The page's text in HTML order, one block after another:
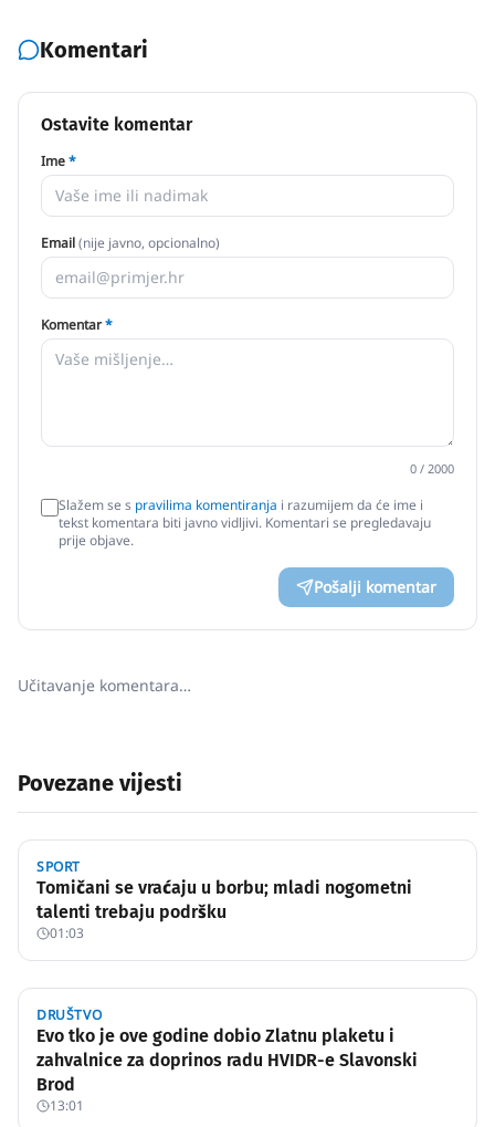
Komentari
Ostavite komentar
Ime*
Email(nije javno, opcionalno)
Komentar*
0 / 2000
Slažem se s pravilima komentiranja i razumijem da će ime i
tekst komentara biti javno vidljivi. Komentari se pregledavaju
prije objave.
Pošalji komentar
Učitavanje komentara…
Povezane vijesti
SPORT
Tomičani se vraćaju u borbu; mladi nogometni
talenti trebaju podršku
01:03
DRUŠTVO
Evo tko je ove godine dobio Zlatnu plaketu i
zahvalnice za doprinos radu HVIDR-e Slavonski
Brod
13:01